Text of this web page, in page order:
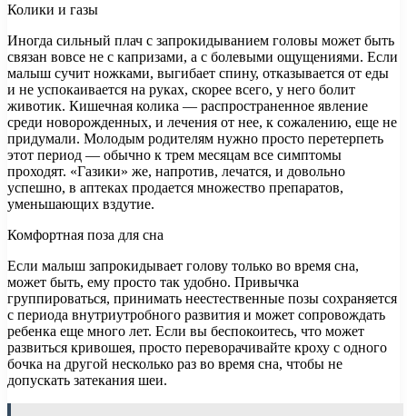
Колики и газы
Иногда сильный плач с запрокидыванием головы может быть
связан вовсе не с капризами, а с болевыми ощущениями. Если
малыш сучит ножками, выгибает спину, отказывается от еды
и не успокаивается на руках, скорее всего, у него болит
животик. Кишечная колика — распространенное явление
среди новорожденных, и лечения от нее, к сожалению, еще не
придумали. Молодым родителям нужно просто перетерпеть
этот период — обычно к трем месяцам все симптомы
проходят. «Газики» же, напротив, лечатся, и довольно
успешно, в аптеках продается множество препаратов,
уменьшающих вздутие.
Комфортная поза для сна
Если малыш запрокидывает голову только во время сна,
может быть, ему просто так удобно. Привычка
группироваться, принимать неестественные позы сохраняется
с периода внутриутробного развития и может сопровождать
ребенка еще много лет. Если вы беспокоитесь, что может
развиться кривошея, просто переворачивайте кроху с одного
бочка на другой несколько раз во время сна, чтобы не
допускать затекания шеи.